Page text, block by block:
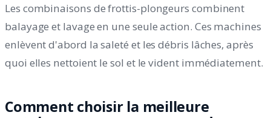
Les combinaisons de frottis-plongeurs combinent
balayage et lavage en une seule action. Ces machines
enlèvent d'abord la saleté et les débris lâches, après
quoi elles nettoient le sol et le vident immédiatement.
Comment choisir la meilleure